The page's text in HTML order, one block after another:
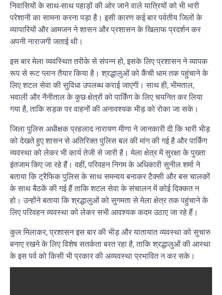
निवासियों के साथ-साथ पहाड़ों की ओर जाने वाले यात्रियों को भी भारी
परेशानी का सामना करना पड़ा है। इसी कारण कई बार पर्वतीय जिलों के
व्यापारियों और आमजन ने शासन और प्रशासन के खिलाफ प्रदर्शन कर
अपनी नाराजगी जताई थी।
इस बार मेला व्यवस्थित तरीके से संपन्न हो, इसके लिए प्रशासन ने व्यापक
रूप से रूट प्लान तैयार किया है। श्रद्धालुओं को कैंची धाम तक पहुंचाने के
लिए शटल सेवा की सुविधा उपलब्ध कराई जाएगी। साथ ही, भीमताल,
भवाली और नैनीताल के कुछ क्षेत्रों को पार्किंग के लिए चयनित कर लिया
गया है, ताकि सड़क पर वाहनों की अनावश्यक भीड़ को रोका जा सके।
जिला पुलिस अधीक्षक प्रहलाद नारायण मीणा ने जानकारी दी कि भारी भीड़
को देखते हुए शासन से अतिरिक्त पुलिस बल की मांग की गई है और पार्किंग
व्यवस्था को लेकर भी कार्य तेजी से जारी है। मेला क्षेत्र में सुरक्षा के पुख्ता
इंतजाम किए जा रहे हैं। वहीं, परिवहन निगम के अधिकारी सुनील शर्मा ने
बताया कि ट्रैफिक पुलिस के साथ समन्वय बनाकर टैक्सी और बस चालकों
के साथ बैठकें की गई हैं ताकि शटल सेवा के संचालन में कोई दिक्कत न
हो। उन्होंने बताया कि श्रद्धालुओं को सुगमता से मेला क्षेत्र तक पहुंचाने के
लिए परिवहन व्यवस्था को लेकर सभी आवश्यक कदम उठाए जा रहे हैं।
कुल मिलाकर, प्रशासन इस बार की भीड़ और यातायात व्यवस्था को सुचारु
बनाए रखने के लिए विशेष सतर्कता बरत रहा है, ताकि श्रद्धालुओं की आस्था
के इस पर्व को किसी भी प्रकार की अव्यवस्था प्रभावित न कर सके।